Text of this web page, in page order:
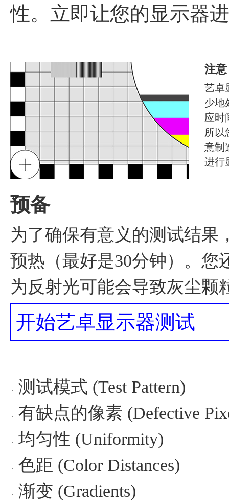
性。立即让您的显示器
注意
艺卓
少地
应时
所以
意制
进行
预备
为了确保有意义的测试结果
预热（最好是30分钟）。您
为反射光可能会导致灰尘颗
开始艺卓显示器测试
测试模式 (Test Pattern)
有缺点的像素 (Defective
均匀性 (Uniformity)
色距 (Color Distances)
渐变 (Gradients)